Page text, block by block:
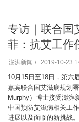
专访｜联合国
菲：抗艾工作
澎湃新闻 2019-10-23
10月15日至18日，第六
嘉宾联合国艾滋病规划
Murphy）博士接受澎湃
中国预防艾滋病相关工
进展以及面临的新挑战。